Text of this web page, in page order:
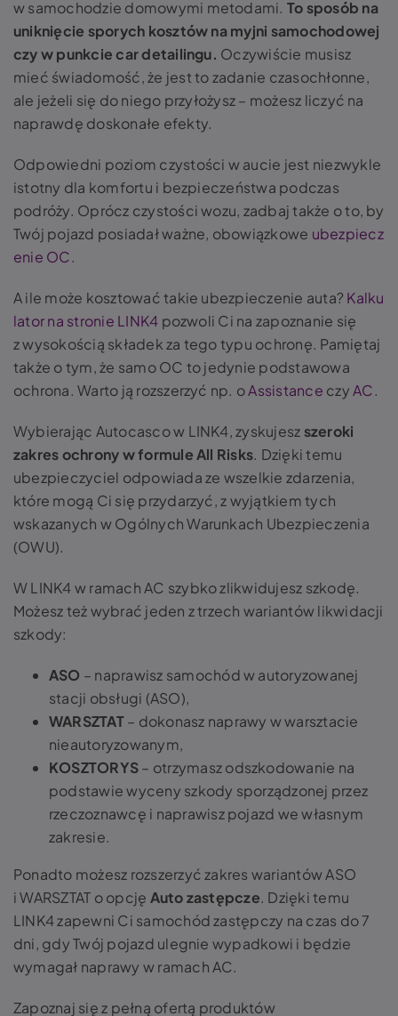
w samochodzie domowymi metodami. To sposób na
uniknięcie sporych kosztów na myjni samochodowej
czy w punkcie car detailingu. Oczywiście musisz
mieć świadomość, że jest to zadanie czasochłonne,
ale jeżeli się do niego przyłożysz – możesz liczyć na
naprawdę doskonałe efekty.
Odpowiedni poziom czystości w aucie jest niezwykle
istotny dla komfortu i bezpieczeństwa podczas
podróży. Oprócz czystości wozu, zadbaj także o to, by
Twój pojazd posiadał ważne, obowiązkowe ubezpiecz
enie OC.
A ile może kosztować takie ubezpieczenie auta? Kalku
lator na stronie LINK4 pozwoli Ci na zapoznanie się
z wysokością składek za tego typu ochronę. Pamiętaj
także o tym, że samo OC to jedynie podstawowa
ochrona. Warto ją rozszerzyć np. oAssistance czyAC.
Wybierając Autocasco w LINK4, zyskujesz szeroki
zakres ochrony w formule All Risks. Dzięki temu
ubezpieczyciel odpowiada ze wszelkie zdarzenia,
które mogą Ci się przydarzyć, z wyjątkiem tych
wskazanych w Ogólnych Warunkach Ubezpieczenia
(OWU).
W LINK4 w ramach AC szybko zlikwidujesz szkodę.
Możesz też wybrać jeden z trzech wariantów likwidacji
szkody:
ASO – naprawisz samochód w autoryzowanej
stacji obsługi (ASO),
WARSZTAT– dokonasz naprawy w warsztacie
nieautoryzowanym,
KOSZTORYS– otrzymasz odszkodowanie na
podstawie wyceny szkody sporządzonej przez
rzeczoznawcę i naprawisz pojazd we własnym
zakresie.
Ponadto możesz rozszerzyć zakres wariantów ASO
i WARSZTAT o opcję Auto zastępcze. Dzięki temu
LINK4 zapewni Ci samochód zastępczy na czas do 7
dni, gdy Twój pojazd ulegnie wypadkowi i będzie
wymagał naprawy w ramach AC.
Zapoznaj się z pełną ofertą produktów